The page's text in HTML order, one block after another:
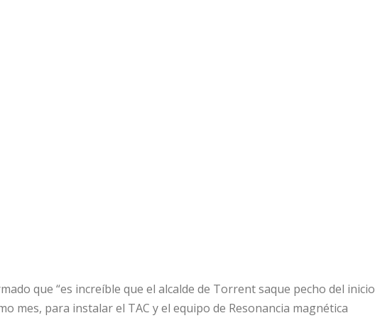
que “es increíble que el alcalde de Torrent saque pecho del inicio
mes, para instalar el TAC y el equipo de Resonancia magnética